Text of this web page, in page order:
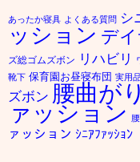
あったか寝具 よくある質問 シ
ッション デ
ズ総ゴムズボン
リハビリ
靴下 保育園お昼寝布団 実用
ズボン 腰曲が
ァッション
ァッション ｼﾆｱﾌｧｯｼｮﾝ